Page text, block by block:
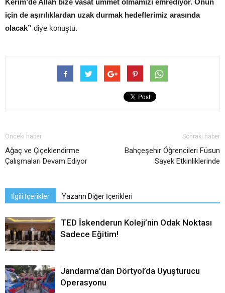
için de aşırılıklardan uzak durmak hedeflerimiz arasında
olacak” diye konuştu.
Önceki haber
Ağaç ve Çiçeklendirme
Çalışmaları Devam Ediyor
Sonraki haber
Bahçeşehir Öğrencileri Füsun
Sayek Etkinliklerinde
İlgili İçerikler Yazarın Diğer İçerikleri
TED İskenderun Koleji’nin Odak Noktası
Sadece Eğitim!
Jandarma’dan Dörtyol’da Uyuşturucu
Operasyonu